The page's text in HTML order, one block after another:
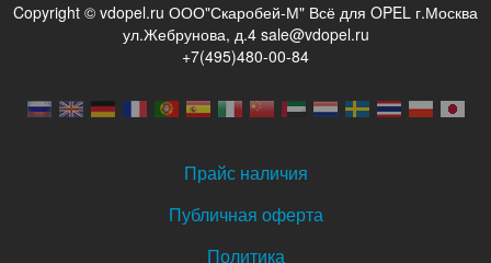
Copyright © vdopel.ru ООО"Скаробей-М" Всё для OPEL г.Москва
ул.Жебрунова, д.4 sale@vdopel.ru
+7(495)480-00-84
Прайс наличия
Публичная оферта
Политика